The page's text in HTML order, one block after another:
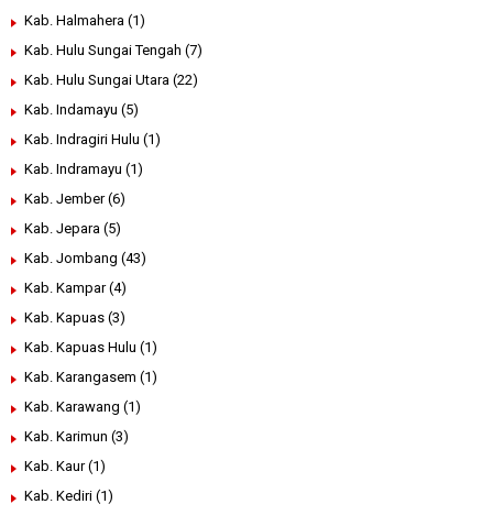
Kab. Halmahera (1)
Kab. Hulu Sungai Tengah (7)
Kab. Hulu Sungai Utara (22)
Kab. Indamayu (5)
Kab. Indragiri Hulu (1)
Kab. Indramayu (1)
Kab. Jember (6)
Kab. Jepara (5)
Kab. Jombang (43)
Kab. Kampar (4)
Kab. Kapuas (3)
Kab. Kapuas Hulu (1)
Kab. Karangasem (1)
Kab. Karawang (1)
Kab. Karimun (3)
Kab. Kaur (1)
Kab. Kediri (1)